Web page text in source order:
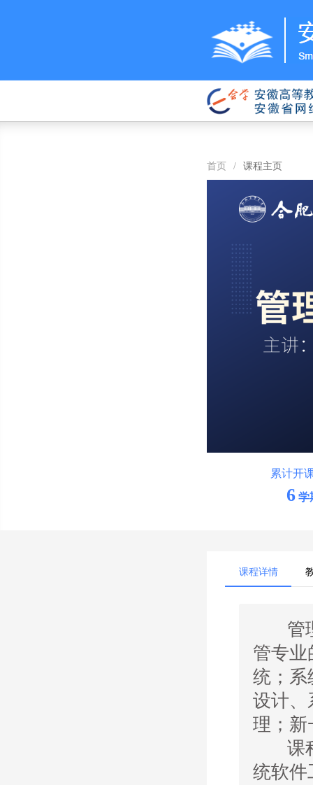
首页 / 课程主页
累计开
6 学
课程详情
管理
管专业
统；系
设计、
理；新
课程
统软件